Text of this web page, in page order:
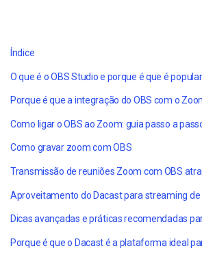
Índice
O que é o OBS Studio e porque é que é popular
Como ligar o OBS ao Zoom: guia passo a
Como gravar zoom com OBS
Transmissão de reuniões Zoom com OBS
Aproveitamento do Dacast para streaming de